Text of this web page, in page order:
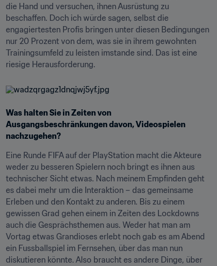
die Hand und versuchen, ihnen Ausrüstung zu
beschaffen. Doch ich würde sagen, selbst die
engagiertesten Profis bringen unter diesen Bedingungen
nur 20 Prozent von dem, was sie in ihrem gewohnten
Trainingsumfeld zu leisten imstande sind. Das ist eine
riesige Herausforderung.
Was halten Sie in Zeiten von
Ausgangsbeschränkungen davon, Videospielen
nachzugehen?
Eine Runde FIFA auf der PlayStation macht die Akteure
weder zu besseren Spielern noch bringt es ihnen aus
technischer Sicht etwas. Nach meinem Empfinden geht
es dabei mehr um die Interaktion – das gemeinsame
Erleben und den Kontakt zu anderen. Bis zu einem
gewissen Grad gehen einem in Zeiten des Lockdowns
auch die Gesprächsthemen aus. Weder hat man am
Vortag etwas Grandioses erlebt noch gab es am Abend
ein Fussballspiel im Fernsehen, über das man nun
diskutieren könnte. Also braucht es andere Dinge, über